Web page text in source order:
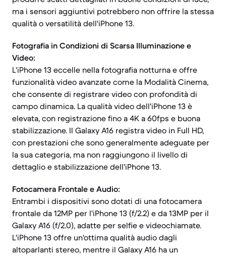
ma i sensori aggiuntivi potrebbero non offrire la stessa
qualità o versatilità dell'iPhone 13.
Fotografia in Condizioni di Scarsa Illuminazione e
Video:
L'iPhone 13 eccelle nella fotografia notturna e offre
funzionalità video avanzate come la Modalità Cinema,
che consente di registrare video con profondità di
campo dinamica. La qualità video dell'iPhone 13 è
elevata, con registrazione fino a 4K a 60fps e buona
stabilizzazione. Il Galaxy A16 registra video in Full HD,
con prestazioni che sono generalmente adeguate per
la sua categoria, ma non raggiungono il livello di
dettaglio e stabilizzazione dell'iPhone 13.
Fotocamera Frontale e Audio:
Entrambi i dispositivi sono dotati di una fotocamera
frontale da 12MP per l'iPhone 13 (f/2.2) e da 13MP per il
Galaxy A16 (f/2.0), adatte per selfie e videochiamate.
L'iPhone 13 offre un'ottima qualità audio dagli
altoparlanti stereo, mentre il Galaxy A16 ha un